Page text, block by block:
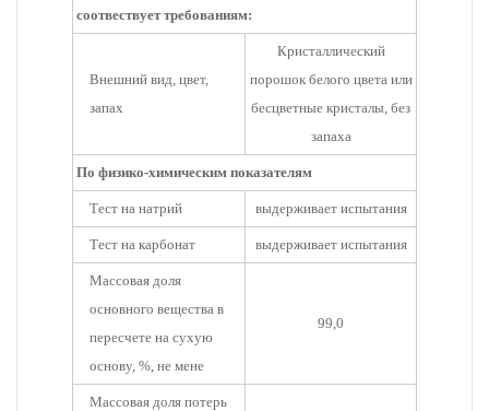
соотвествует требованиям:
Внешний вид, цвет,
запах
Кристаллический
порошок белого цвета или
бесцветные кристалы, без
запаха
По физико-химическим показателям
Тест на натрий выдерживает испытания
Тест на карбонат выдерживает испытания
Массовая доля
основного вещества в
пересчете на сухую
основу, %, не мене
99,0
Массовая доля потерь